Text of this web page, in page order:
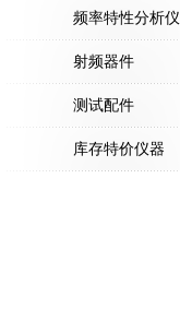
频率特性分析仪
射频器件
测试配件
库存特价仪器